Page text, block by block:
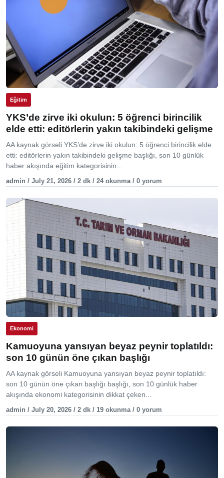
Eğitim
YKS’de zirve iki okulun: 5 öğrenci birincilik
elde etti: editörlerin yakın takibindeki gelişme
AA kaynak görseli YKS’de zirve iki okulun: 5 öğrenci birincilik elde
etti: editörlerin yakın takibindeki gelişme başlığı, son 10 günlük
haber akışında eğitim kategorisinin...
admin / July 21, 2026 / 2 dk / 24 okunma / 0 yorum
Ekonomi
Kamuoyuna yansıyan beyaz peynir toplatıldı:
son 10 günün öne çıkan başlığı
AA kaynak görseli Kamuoyuna yansıyan beyaz peynir toplatıldı:
son 10 günün öne çıkan başlığı başlığı, son 10 günlük haber
akışında ekonomi kategorisinin dikkat çeken...
admin / July 20, 2026 / 2 dk / 19 okunma / 0 yorum